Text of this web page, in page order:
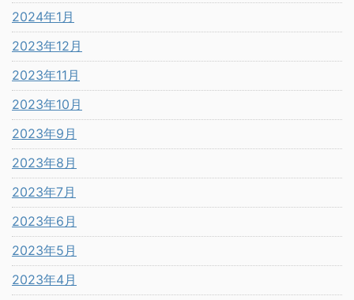
2024年1月
2023年12月
2023年11月
2023年10月
2023年9月
2023年8月
2023年7月
2023年6月
2023年5月
2023年4月